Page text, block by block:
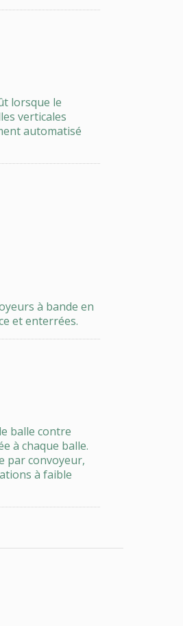
lorsque le
verticales
automatisé
à bande en
et enterrées.
balle contre
à chaque balle.
par convoyeur,
à faible